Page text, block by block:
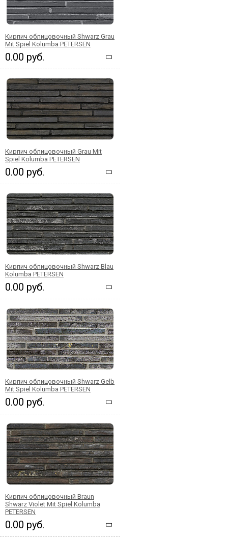
Кирпич облицовочный Shwarz Grau
Mit Spiel Kolumba PETERSEN
0.00 руб.
Кирпич облицовочный Grau Mit
Spiel Kolumba PETERSEN
0.00 руб.
Кирпич облицовочный Shwarz Blau
Kolumba PETERSEN
0.00 руб.
Кирпич облицовочный Shwarz Gelb
Mit Spiel Kolumba PETERSEN
0.00 руб.
Кирпич облицовочный Braun
Shwarz Violet Mit Spiel Kolumba
PETERSEN
0.00 руб.